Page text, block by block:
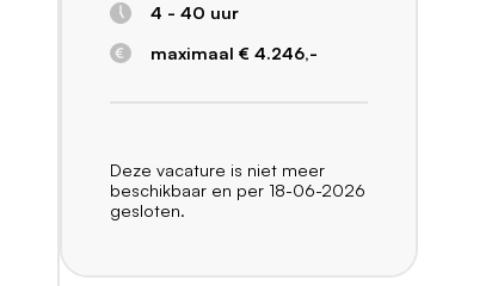
4 - 40 uur
maximaal € 4.246,-
Deze vacature is niet meer
beschikbaar en per 18-06-2026
gesloten.